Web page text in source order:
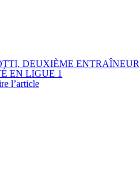
DEUXIÈME
EN LIGUE 1
l’article